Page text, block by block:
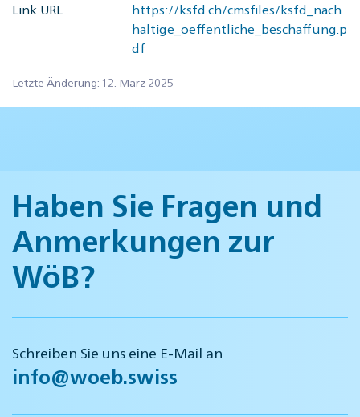
Link URL
https://ksfd.ch/cmsfiles/ksfd_nach
haltige_oeffentliche_beschaffung.p
df
Letzte Änderung: 12. März 2025
Haben Sie Fragen und
Anmerkungen zur
WöB?
Schreiben Sie uns eine E-Mail an
info@woeb.swiss